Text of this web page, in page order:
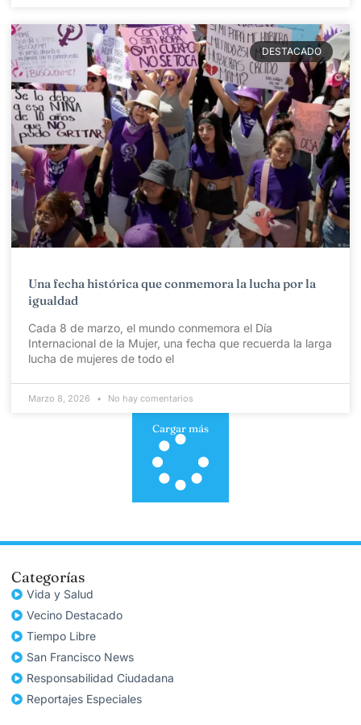
DESTACADO
Una fecha histórica que conmemora la lucha por la
igualdad
Cada 8 de marzo, el mundo conmemora el Día
Internacional de la Mujer, una fecha que recuerda la larga
lucha de mujeres de todo el
Marzo 8, 2026 No hay comentarios
Cargar más
Categorías
Vida y Salud
Vecino Destacado
Tiempo Libre
San Francisco News
Responsabilidad Ciudadana
Reportajes Especiales